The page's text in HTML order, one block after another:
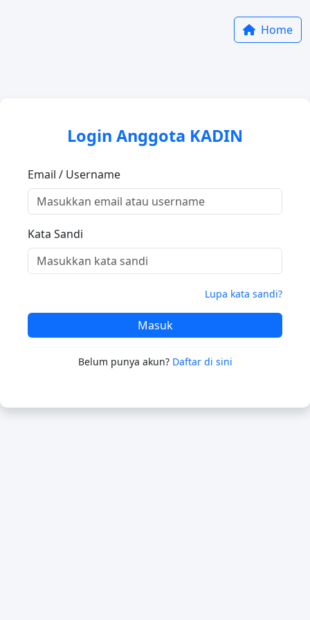
Home
Login Anggota KADIN
Email / Username
Kata Sandi
Lupa kata sandi?
Masuk
Belum punya akun? Daftar di sini